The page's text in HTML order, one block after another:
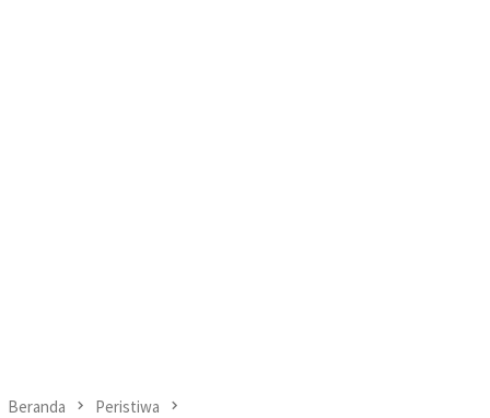
Beranda Peristiwa